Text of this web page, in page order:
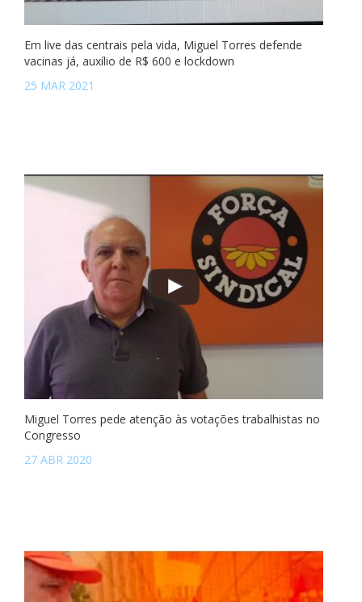
Em live das centrais pela vida, Miguel Torres defende
vacinas já, auxílio de R$ 600 e lockdown
25 MAR 2021
Miguel Torres pede atenção às votações trabalhistas no
Congresso
27 ABR 2020